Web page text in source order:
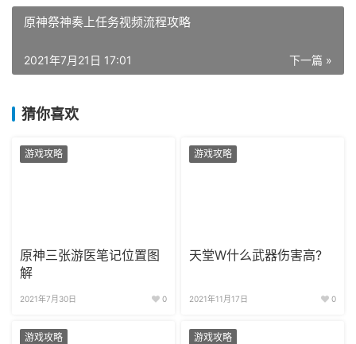
原神祭神奏上任务视频流程攻略
下一篇 »
2021年7月21日 17:01
猜你喜欢
游戏攻略
原神三张游医笔记位置图
解
2021年7月30日 0
游戏攻略
天堂W什么武器伤害高?
2021年11月17日 0
游戏攻略 游戏攻略